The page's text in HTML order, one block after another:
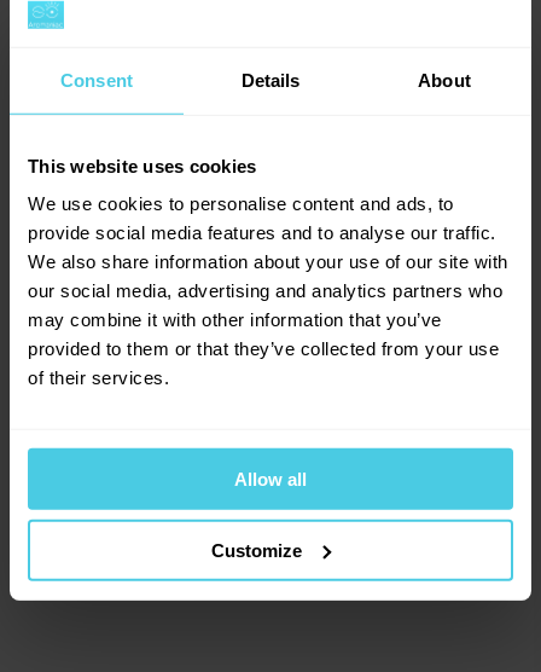
Consent Details About
This website uses cookies
We use cookies to personalise content and ads, to
provide social media features and to analyse our traffic.
We also share information about your use of our site with
our social media, advertising and analytics partners who
may combine it with other information that you’ve
provided to them or that they’ve collected from your use
of their services.
Allow all
Customize
Kávová předsevzetí pro rok 2021
9. února 2021 Kávové aktuality
3 minuty čtení
vytratí z našeho programu jako pára nad konvičkou a
zůstane jen hořká pachuť. A proto jsme se letos rozhodli
dát si o něco realističtější předsevzetí. Všechna se točí
kolem kávy, takže si je pěkně vychutnáte. zobrazit článek